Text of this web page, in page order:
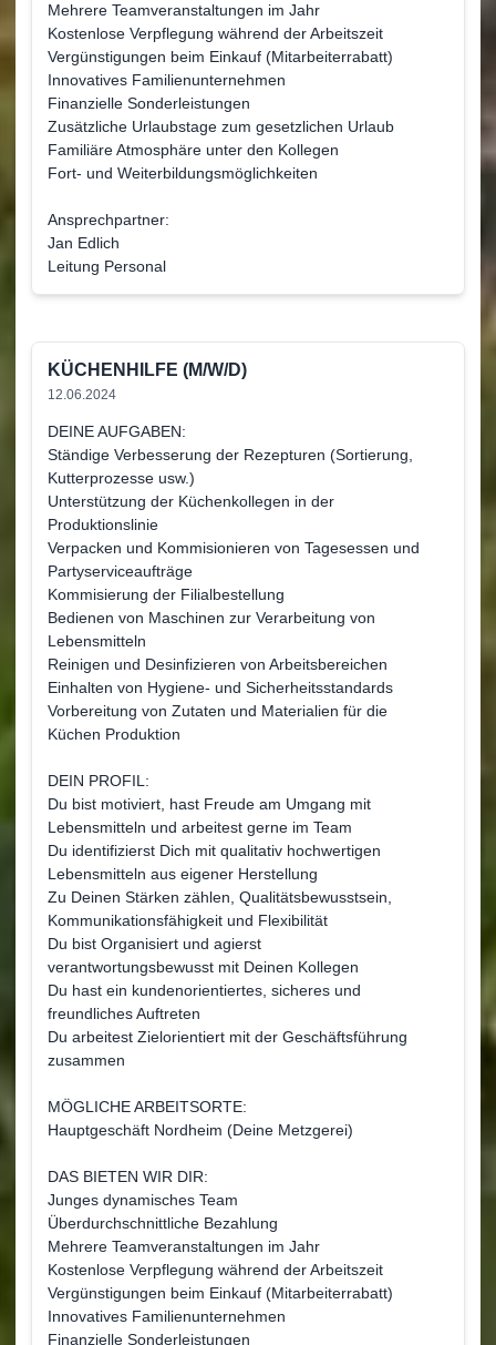
Mehrere Teamveranstaltungen im Jahr
Kostenlose Verpflegung während der Arbeitszeit
Vergünstigungen beim Einkauf (Mitarbeiterrabatt)
Innovatives Familienunternehmen
Finanzielle Sonderleistungen
Zusätzliche Urlaubstage zum gesetzlichen Urlaub
Familiäre Atmosphäre unter den Kollegen
Fort- und Weiterbildungsmöglichkeiten
Ansprechpartner:
Jan Edlich
Leitung Personal
KÜCHENHILFE (M/W/D)
12.06.2024
DEINE AUFGABEN:
Ständige Verbesserung der Rezepturen (Sortierung,
Kutterprozesse usw.)
Unterstützung der Küchenkollegen in der
Produktionslinie
Verpacken und Kommisionieren von Tagesessen und
Partyserviceaufträge
Kommisierung der Filialbestellung
Bedienen von Maschinen zur Verarbeitung von
Lebensmitteln
Reinigen und Desinfizieren von Arbeitsbereichen
Einhalten von Hygiene- und Sicherheitsstandards
Vorbereitung von Zutaten und Materialien für die
Küchen Produktion
DEIN PROFIL:
Du bist motiviert, hast Freude am Umgang mit
Lebensmitteln und arbeitest gerne im Team
Du identifizierst Dich mit qualitativ hochwertigen
Lebensmitteln aus eigener Herstellung
Zu Deinen Stärken zählen, Qualitätsbewusstsein,
Kommunikationsfähigkeit und Flexibilität
Du bist Organisiert und agierst
verantwortungsbewusst mit Deinen Kollegen
Du hast ein kundenorientiertes, sicheres und
freundliches Auftreten
Du arbeitest Zielorientiert mit der Geschäftsführung
zusammen
MÖGLICHE ARBEITSORTE:
Hauptgeschäft Nordheim (Deine Metzgerei)
DAS BIETEN WIR DIR:
Junges dynamisches Team
Überdurchschnittliche Bezahlung
Mehrere Teamveranstaltungen im Jahr
Kostenlose Verpflegung während der Arbeitszeit
Vergünstigungen beim Einkauf (Mitarbeiterrabatt)
Innovatives Familienunternehmen
Finanzielle Sonderleistungen